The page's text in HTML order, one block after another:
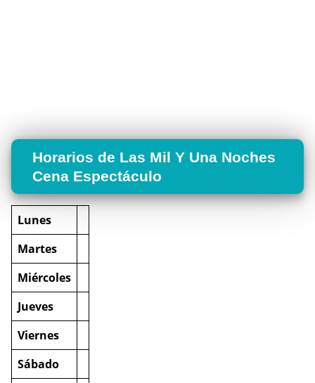
Horarios de Las Mil Y Una Noches
Cena Espectáculo
Lunes
Martes
Miércoles
Jueves
Viernes
Sábado